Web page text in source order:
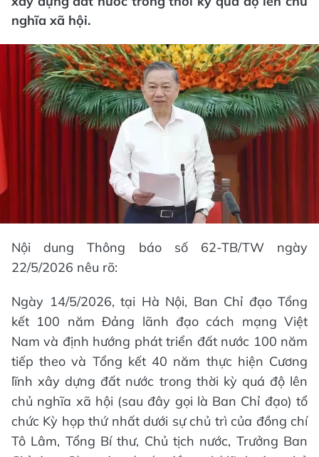
nghĩa xã hội.
Nội dung Thông báo số 62-TB/TW ngày
22/5/2026 nêu rõ:
Ngày 14/5/2026, tại Hà Nội, Ban Chỉ đạo Tổng
kết 100 năm Đảng lãnh đạo cách mạng Việt
Nam và định hướng phát triển đất nước 100 năm
tiếp theo và Tổng kết 40 năm thực hiện Cương
lĩnh xây dựng đất nước trong thời kỳ quá độ lên
chủ nghĩa xã hội (sau đây gọi là Ban Chỉ đạo) tổ
chức Kỳ họp thứ nhất dưới sự chủ trì của đồng chí
Tô Lâm, Tổng Bí thư, Chủ tịch nước, Trưởng Ban